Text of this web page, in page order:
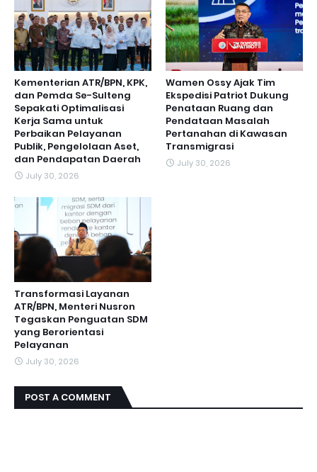
Kementerian ATR/BPN, KPK,
dan Pemda Se-Sulteng
Sepakati Optimalisasi
Kerja Sama untuk
Perbaikan Pelayanan
Publik, Pengelolaan Aset,
dan Pendapatan Daerah
July 30, 2026
Wamen Ossy Ajak Tim
Ekspedisi Patriot Dukung
Penataan Ruang dan
Pendataan Masalah
Pertanahan di Kawasan
Transmigrasi
July 30, 2026
Transformasi Layanan
ATR/BPN, Menteri Nusron
Tegaskan Penguatan SDM
yang Berorientasi
Pelayanan
July 30, 2026
POST A COMMENT